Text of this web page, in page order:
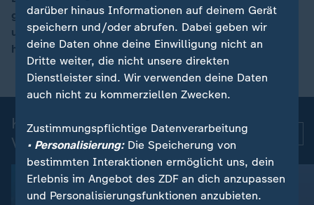
00:11
gemeldet. Die US-Armee soll iranische Radaranlagen
und Kommandozentralen bombardiert haben. Iran
habe einen US-Stützpunkt ins Visier genommen.
Kurznachrichten: Aktuelle
Videos
darüber hinaus Informationen auf deinem Gerät
speichern und/oder abrufen. Dabei geben wir
deine Daten ohne deine Einwilligung nicht an
Dritte weiter, die nicht unsere direkten
Dienstleister sind. Wir verwenden deine Daten
auch nicht zu kommerziellen Zwecken.
Zustimmungspflichtige Datenverarbeitung
• Personalisierung:Die Speicherung von
bestimmten Interaktionen ermöglicht uns, dein
Erlebnis im Angebot des ZDF an dich anzupassen
und Personalisierungsfunktionen anzubieten.